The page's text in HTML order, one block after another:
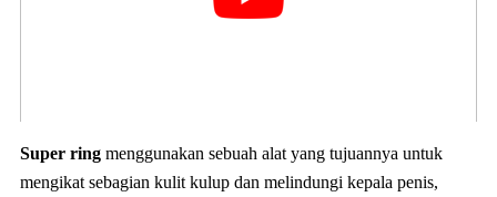
Super ring menggunakan sebuah alat yang tujuannya untuk
mengikat sebagian kulit kulup dan melindungi kepala penis,